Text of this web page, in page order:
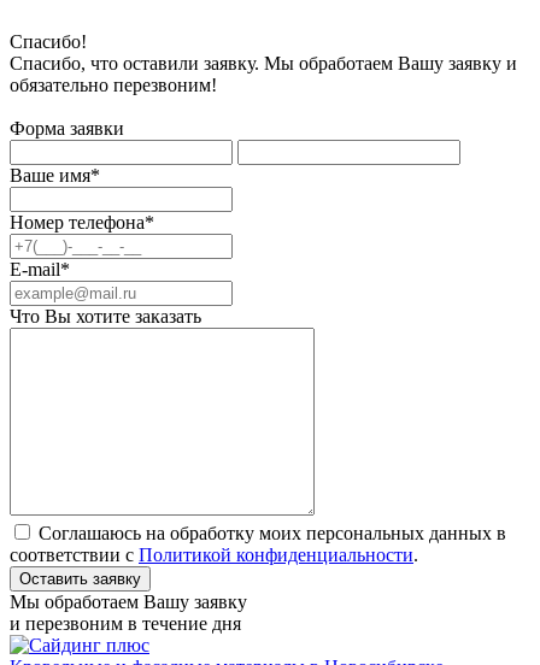
Спасибо!
Спасибо, что оставили заявку. Мы обработаем Вашу заявку и
обязательно перезвоним!
Форма заявки
Ваше имя*
Номер телефона*
E-mail*
Что Вы хотите заказать
Соглашаюсь на обработку моих персональных данных в
соответствии с Политикой конфиденциальности.
Мы обработаем Вашу заявку
и перезвоним в течение дня